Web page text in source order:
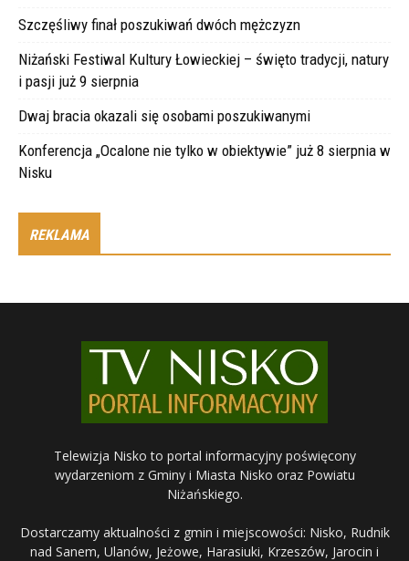
Szczęśliwy finał poszukiwań dwóch mężczyzn
Niżański Festiwal Kultury Łowieckiej – święto tradycji, natury
i pasji już 9 sierpnia
Dwaj bracia okazali się osobami poszukiwanymi
Konferencja „Ocalone nie tylko w obiektywie” już 8 sierpnia w
Nisku
REKLAMA
Telewizja Nisko to portal informacyjny poświęcony
wydarzeniom z Gminy i Miasta Nisko oraz Powiatu
Niżańskiego.
Dostarczamy aktualności z gmin i miejscowości: Nisko, Rudnik
nad Sanem, Ulanów, Jeżowe, Harasiuki, Krzeszów, Jarocin i